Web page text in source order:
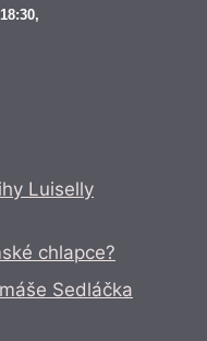
Luiselly
chlapce?
Sedláčka